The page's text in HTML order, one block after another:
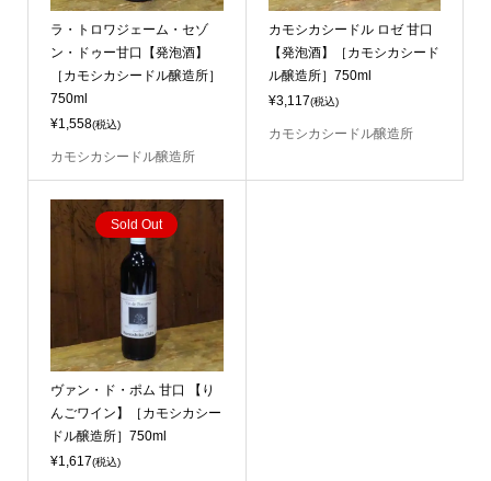
ラ・トロワジェーム・セゾ
ン・ドゥー甘口【発泡酒】
［カモシカシードル醸造所］
750ml
¥1,558(税込)
カモシカシードル醸造所
カモシカシードル ロゼ 甘口
【発泡酒】［カモシカシード
ル醸造所］750ml
¥3,117(税込)
カモシカシードル醸造所
Sold Out
ヴァン・ド・ポム 甘口 【り
んごワイン】［カモシカシー
ドル醸造所］750ml
¥1,617(税込)